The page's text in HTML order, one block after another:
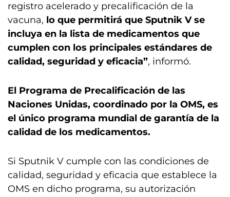
registro acelerado y precalificación de la
vacuna, lo que permitirá que Sputnik V se
incluya en la lista de medicamentos que
cumplen con los principales estándares de
calidad, seguridad y eficacia”, informó.
El Programa de Precalificación de las
Naciones Unidas, coordinado por la OMS, es
el único programa mundial de garantía de la
calidad de los medicamentos.
Si Sputnik V cumple con las condiciones de
calidad, seguridad y eficacia que establece la
OMS en dicho programa, su autorización